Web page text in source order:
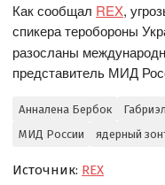
Как сообщал REX,
спикера теробороны
разосланы
представитель МИД
Анналена Бербок
МИД России
ядерный
Источник: REX